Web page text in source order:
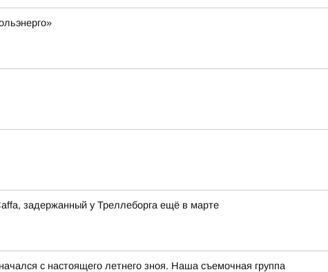
задержанный у Треллеборга ещё в марте
с настоящего летнего зноя. Наша съемочная группа